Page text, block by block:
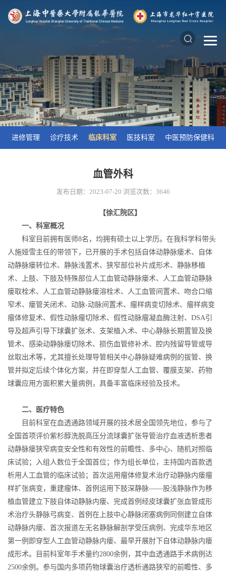
进修管理 诊疗技术 临床科室 医技科室 中医预防保健科
血管外科
发布日期：2023-07-20 浏览次数： 3646
【徐汇院区】
一、科室概况
科室目前拥有医师8名，均拥有硕士以上学历。在我科学科带头
人施娅雪主任的带领下，已开展的手术包括自体动静脉瘘术、自体
动静脉瘘转位术、静脉浅置术、狭窄部位补片成形术、静脉移植
术、上肢、下肢及特殊部位人工血管动静脉瘘术、人工血管动静脉
瘘取栓术、人工血管动静脉瘘溶栓术、人工血管间置术、吻合口缩
窄术、瘘管关闭术、动脉-动脉间置术、瘤样病变切除术、瘤样病变
瘤体修复术、假性动脉瘤切除术、假性动脉瘤凝血酶注射、DSA引
导及超声引导下球囊扩张术、支架植入术、中心静脉长期置管及换
管术、感染动静脉瘘切除术、损伤血管修补术、腔内残留导管或导
丝取出术等，尤其擅长处理导管相关中心静脉疑难病例的拔管、换
管并拟定后续个体化方案，并在即穿型人工血管、覆膜支架、药物
球囊应用方面积累大量病例，具备丰富临床经验及技术。
二、医疗特色
目前科室在血透通路领域开展的技术居全国领先地位，参与了
全国首项评价紫杉醇洗脱高压分流球囊扩张导管治疗血液透析患者
动静脉瘘狭窄病变安全性和有效性的前瞻性、多中心、随机对照临
床试验；入组人数位于全国首位；作为组长单位，主持国内首款透
析用人工血管的临床试验；首次运用瘤体修复术治疗动静脉内瘘瘤
样扩张病变，重建瘤体、首例运用下肢深静脉——股浅静脉作为移
植血管建立下肢自体动静脉内瘘、完成首例经皮球囊扩张血管成形
术治疗头静脉弓病变、首例在上肢中心静脉闭塞病例同侧建立自体
动静脉内瘘、首次报道左无名静脉解剖学受压病例、完成华东地区
第一例即穿型人工血管动静脉内瘘、最早开展肘下自体动静脉内瘘
成形术。目前科室年手术量约2800余例，其中血透通路手术病例达
2500余例。参与国内多项药物球囊治疗透析通路狭窄的前瞻性、多